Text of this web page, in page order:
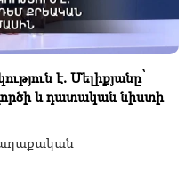
է. Մելիքյանը՝
և դատական նիստի